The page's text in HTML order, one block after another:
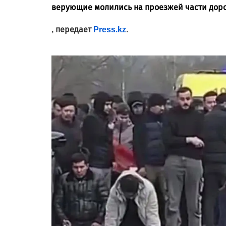
верующие молились на проезжей части
, передает Press.kz.